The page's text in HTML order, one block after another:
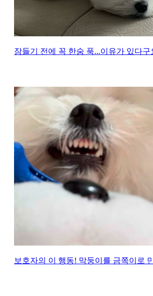
잠들기 전에 꼭 한숨 푹...이유가 있다구
보호자의 이 행동! 막둥이를 금쪽이로